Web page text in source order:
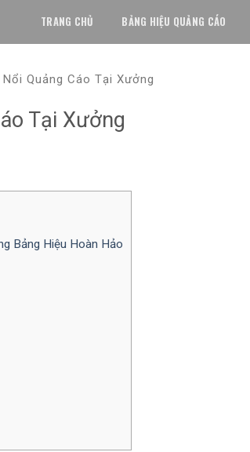
TRANG CHỦ BẢNG HIỆU QUẢNG CÁO
Quảng Cáo Tại Xưởng
Tại Xưởng
Bảng Hiệu Hoàn Hảo